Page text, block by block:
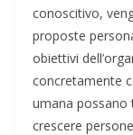
conoscitivo,
proposte
obiettivi
concretamente
umana
crescere